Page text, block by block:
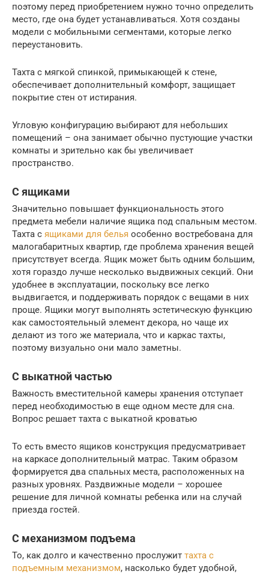
поэтому перед приобретением нужно точно определить
место, где она будет устанавливаться. Хотя созданы
модели с мобильными сегментами, которые легко
переустановить.
Тахта с мягкой спинкой, примыкающей к стене,
обеспечивает дополнительный комфорт, защищает
покрытие стен от истирания.
Угловую конфигурацию выбирают для небольших
помещений – она занимает обычно пустующие участки
комнаты и зрительно как бы увеличивает
пространство.
С ящиками
Значительно повышает функциональность этого
предмета мебели наличие ящика под спальным местом.
Тахта с ящиками для белья особенно востребована для
малогабаритных квартир, где проблема хранения вещей
присутствует всегда. Ящик может быть одним большим,
хотя гораздо лучше несколько выдвижных секций. Они
удобнее в эксплуатации, поскольку все легко
выдвигается, и поддерживать порядок с вещами в них
проще. Ящики могут выполнять эстетическую функцию
как самостоятельный элемент декора, но чаще их
делают из того же материала, что и каркас тахты,
поэтому визуально они мало заметны.
С выкатной частью
Важность вместительной камеры хранения отступает
перед необходимостью в еще одном месте для сна.
Вопрос решает тахта с выкатной кроватью
То есть вместо ящиков конструкция предусматривает
на каркасе дополнительный матрас. Таким образом
формируется два спальных места, расположенных на
разных уровнях. Раздвижные модели – хорошее
решение для личной комнаты ребенка или на случай
приезда гостей.
С механизмом подъема
То, как долго и качественно прослужит тахта с
подъемным механизмом, насколько будет удобной,